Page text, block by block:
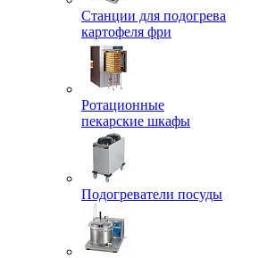
Станции для подогрева
картофеля фри
Ротационные
пекарские шкафы
Подогреватели посуды